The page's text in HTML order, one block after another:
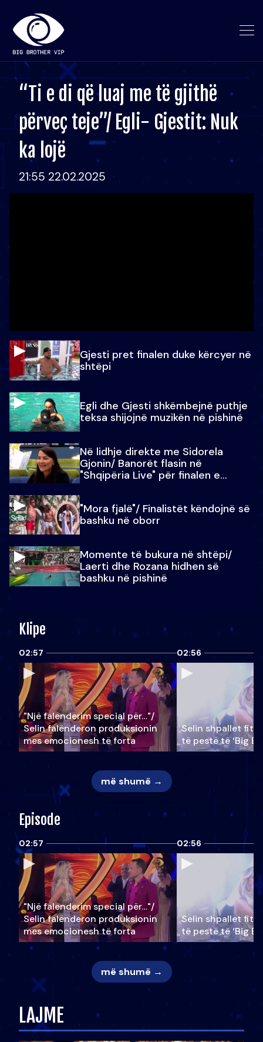
“Ti e di që luaj me të gjithë
përveç teje”/ Egli- Gjestit: Nuk
ka lojë
21:55 22.02.2025
Gjesti pret finalen duke kërcyer në
shtëpi
Egli dhe Gjesti shkëmbejnë puthje
teksa shijojnë muzikën në pishinë
Në lidhje direkte me Sidorela
Gjonin/ Banorët flasin në
"Shqipëria Live" për finalen e
"Mora fjalë"/ Finalistët këndojnë së
bashku në oborr
Momente të bukura në shtëpi/
Laerti dhe Rozana hidhen së
bashku në pishinë
Klipe
02:57
"Një falenderim special për…"/
Selin falënderon produksionin
mes emocionesh të forta
02:56
Selin shpallet
të pestë të ‘Big
më shumë →
Episode
02:57
"Një falenderim special për…"/
Selin falënderon produksionin
mes emocionesh të forta
02:56
Selin shpallet
të pestë të ‘Big
më shumë →
LAJME